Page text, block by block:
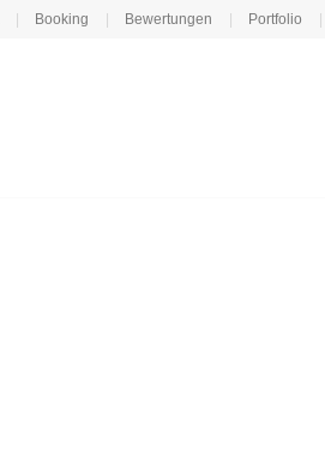
Booking Bewertungen Portfolio